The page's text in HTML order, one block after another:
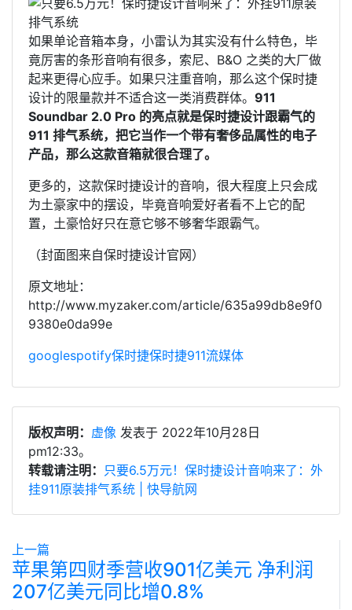
如果单论音箱本身，小雷认为其实没有什么特色，毕
竟厉害的条形音响有很多，索尼、B&O 之类的大厂做
起来更得心应手。如果只注重音响，那么这个保时捷
设计的限量款并不适合这一类消费群体。 911
Soundbar 2.0 Pro 的亮点就是保时捷设计跟霸气的
911 排气系统，把它当作一个带有奢侈品属性的电子
产品，那么这款音箱就很合理了。
更多的，这款保时捷设计的音响，很大程度上只会成
为土豪家中的摆设，毕竟音响爱好者看不上它的配
置，土豪恰好只在意它够不够奢华跟霸气。
（封面图来自保时捷设计官网）
原文地址：
http://www.myzaker.com/article/635a99db8e9f0
9380e0da99e
googlespotify保时捷保时捷911流媒体
版权声明： 虚像 发表于 2022年10月28日
pm12:33。
转载请注明： 只要6.5万元！保时捷设计音响来了：外
挂911原装排气系统 | 快导航网
上一篇
苹果第四财季营收901亿美元 净利润
207亿美元同比增0.8%